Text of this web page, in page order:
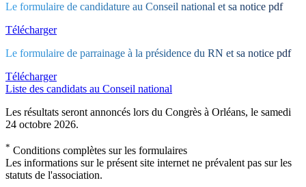
Le formulaire de candidature au Conseil national et sa notice pdf
Télécharger
Le formulaire de parrainage à la présidence du RN et sa notice pdf
Télécharger
Liste des candidats au Conseil national
Les résultats seront annoncés lors du Congrès à Orléans, le samedi
24 octobre 2026.
* Conditions complètes sur les formulaires
Les informations sur le présent site internet ne prévalent pas sur les
statuts de l'association.